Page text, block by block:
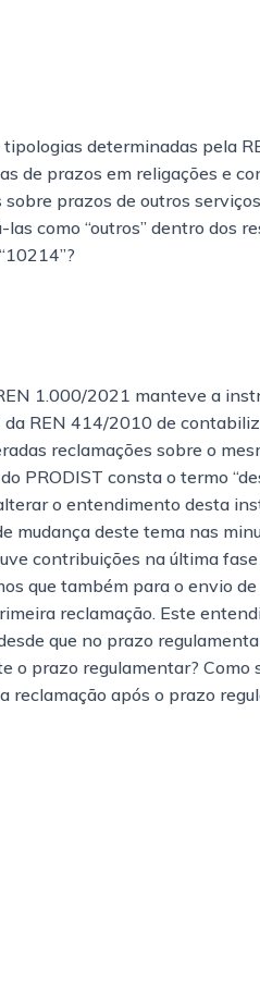
determinadas pela
de prazos em religações e
prazos de outros
como “outros” dentro dos
1.000/2021 manteve a
REN 414/2010 de
reclamações sobre o
PRODIST consta o termo
o entendimento desta
mudança deste tema nas
contribuições na última
que também para o envio
reclamação. Este
que no prazo
o prazo regulamentar? Como
reclamação após o prazo